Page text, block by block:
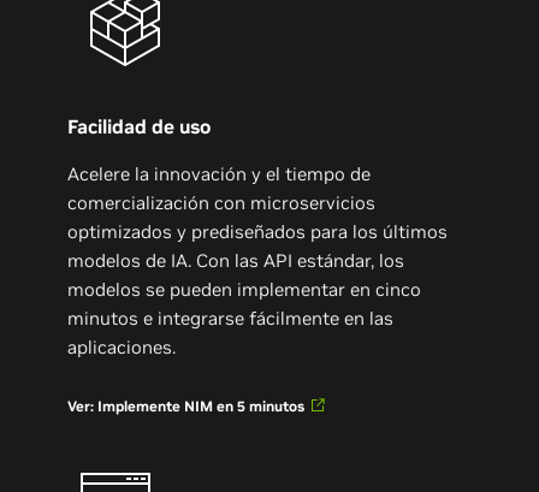
Facilidad de uso
Acelere la innovación y el tiempo de
comercialización con microservicios
optimizados y prediseñados para los últimos
modelos de IA. Con las API estándar, los
modelos se pueden implementar en cinco
minutos e integrarse fácilmente en las
aplicaciones.
Ver: Implemente NIM en 5 minutos